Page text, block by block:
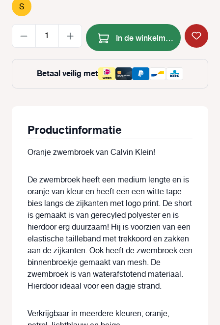
S
Producthoeveelheid: Voer
In de winkelmand
Betaal veilig met
Productinformatie
Oranje zwembroek van Calvin Klein!
De zwembroek heeft een medium lengte en is
oranje van kleur en heeft een een witte tape
bies langs de zijkanten met logo print. De short
is gemaakt is van gerecyled polyester en is
hierdoor erg duurzaam! Hij is voorzien van een
elastische tailleband met trekkoord en zakken
aan de zijkanten. Ook heeft de zwembroek een
binnenbroekje gemaakt van mesh. De
zwembroek is van waterafstotend materiaal.
Hierdoor ideaal voor een dagje strand.
Verkrijgbaar in meerdere kleuren; oranje,